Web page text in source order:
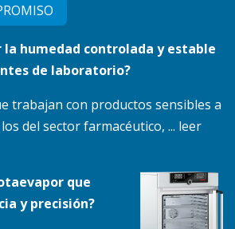
la humedad controlada y estable
de laboratorio?
trabajan con productos sensibles a
del sector farmacéutico, ... leer
que
y precisión?